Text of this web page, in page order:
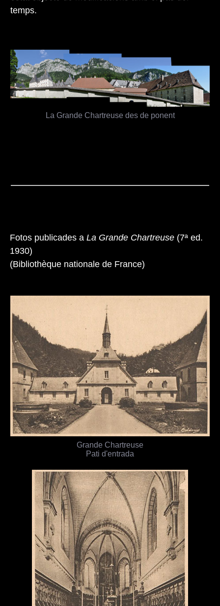
temps.
La Grande Chartreuse des de ponent
Fotos publicades a La Grande Chartreuse (7ª ed.
1930)
(Bibliothèque nationale de France)
Grande Chartreuse
Pati d'entrada